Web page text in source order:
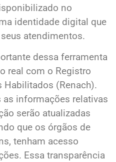
no
identidade digital que
atendimentos.
dessa ferramenta
real com o Registro
Habilitados (Renach).
informações relativas
serão atualizadas
que os órgãos de
tenham acesso
Essa transparência